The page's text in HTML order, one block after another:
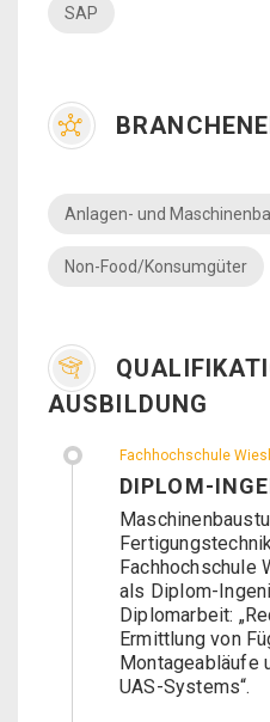
SAP
Anlagen- und
Non-Food/Konsumgüter
AUSBILDUNG
Fachhochschule
DIPLOM-
Fachhochschule
als Diplom-
Diplomarbeit:
Ermittlung von
Montageabläufe
UAS-Systems“.